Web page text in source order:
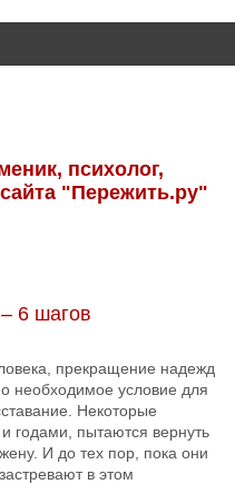
психолог,
"Пережить.ру"
6 шагов
прекращение надежд
необходимое условие для
Некоторые
годами, пытаются вернуть
И до тех пор, пока они
в этом